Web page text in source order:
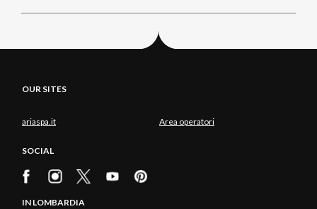
OUR SITES
ariaspa.it Area operatori
SOCIAL
IN LOMBARDIA